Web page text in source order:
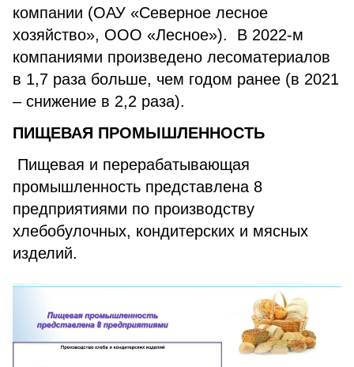
компании (ОАУ «Северное лесное
хозяйство», ООО «Лесное»). В 2022-м
компаниями произведено лесоматериалов
в 1,7 раза больше, чем годом ранее (в 2021
– снижение в 2,2 раза).
ПИЩЕВАЯ ПРОМЫШЛЕННОСТЬ
Пищевая и перерабатывающая
промышленность представлена 8
предприятиями по производству
хлебобулочных, кондитерских и мясных
изделий.